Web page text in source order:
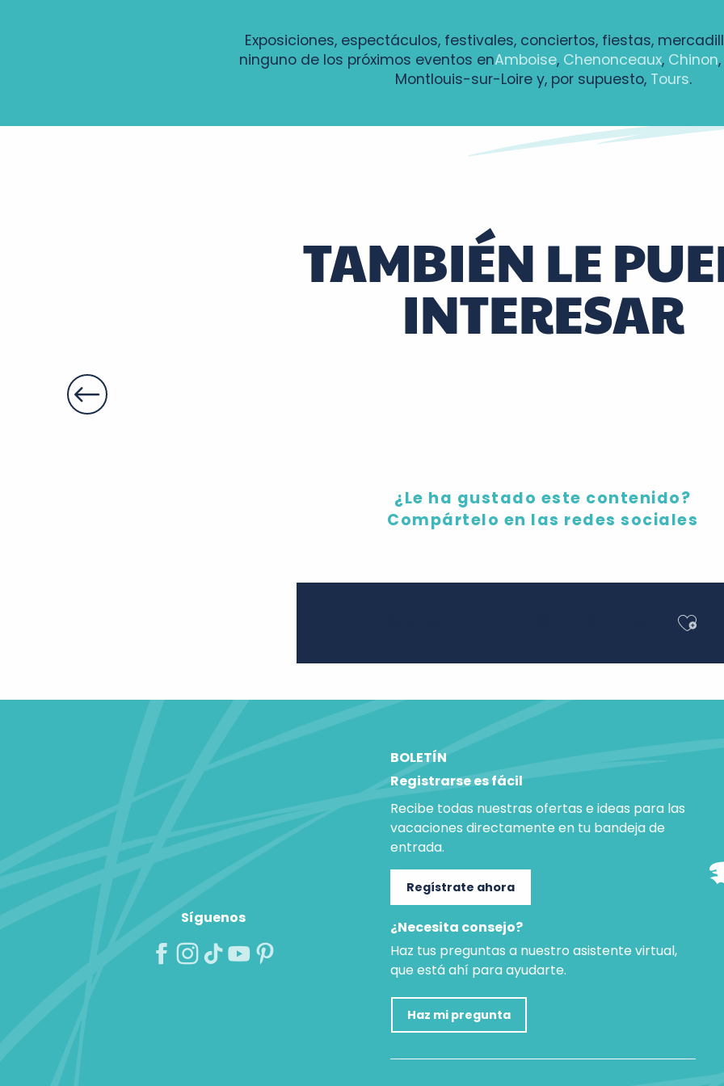
Exposiciones, espectáculos, festivales, conciertos, fiestas,
ninguno de los próximos eventos enAmboise, Chenonceaux, Chinon,
Montlouis-sur-Loire y, por supuesto, Tours.
TAMBIÉN LE
INTERESAR
¿Le ha gustado este contenido?
Compártelo en las redes sociales
Síguenos
BOLETÍN
Registrarse es fácil
Recibe todas nuestras ofertas e ideas para las
vacaciones directamente en tu bandeja de
entrada.
Regístrate ahora
¿Necesita consejo?
Haz tus preguntas a nuestro asistente virtual,
que está ahí para ayudarte.
Haz mi pregunta